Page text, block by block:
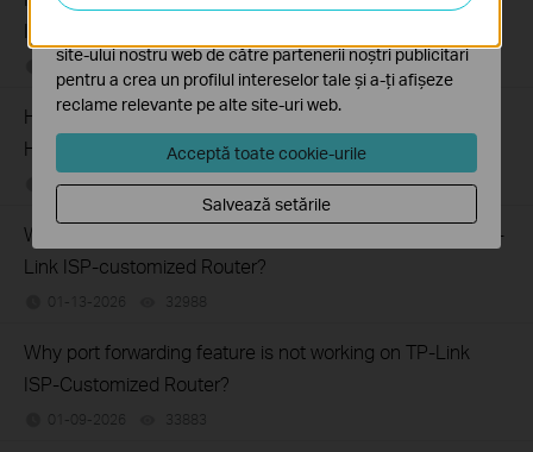
ISP-customized router
01-26-2026 88425 views
How to reset or reboot TP-Link ISP-customized Whole
Home Mesh Wi Fi System
01-20-2026 28088views
What if my NAS device doesn’t work properly with the TP-
Link ISP-customized Router?
01-13-2026 32988
Why port forwarding feature is not working on TP-Link
ISP-Customized Router?
01-09-2026 33883
site-ului nostru web de către partenerii noștri publicitari
pentru a crea un profilul intereselor tale și a-ți afișeze
reclame relevante pe alte site-uri web.
Acceptă toate cookie-urile
Salvează setările